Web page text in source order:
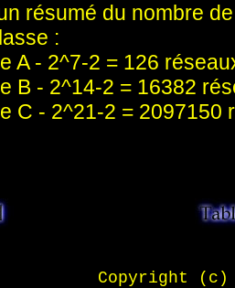
résumé du nombre
:
A - 2^7-2 = 126
B - 2^14-2 = 16382
C - 2^21-2 = 2097150
Copyright (c)